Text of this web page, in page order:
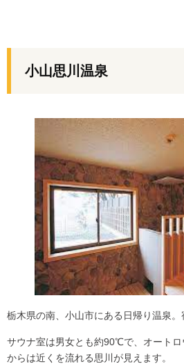
小山思川温泉
栃木県の南、小山市にある日帰り温泉。
サウナ室は男女とも約90℃で、 オートロ
からは近くを流れる思川が見えます。